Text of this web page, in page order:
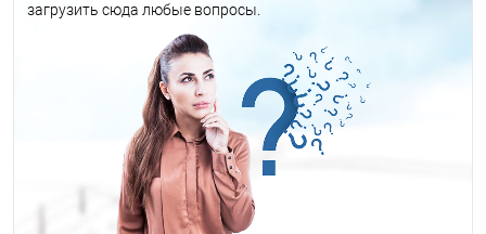
загрузить сюда любые вопросы.